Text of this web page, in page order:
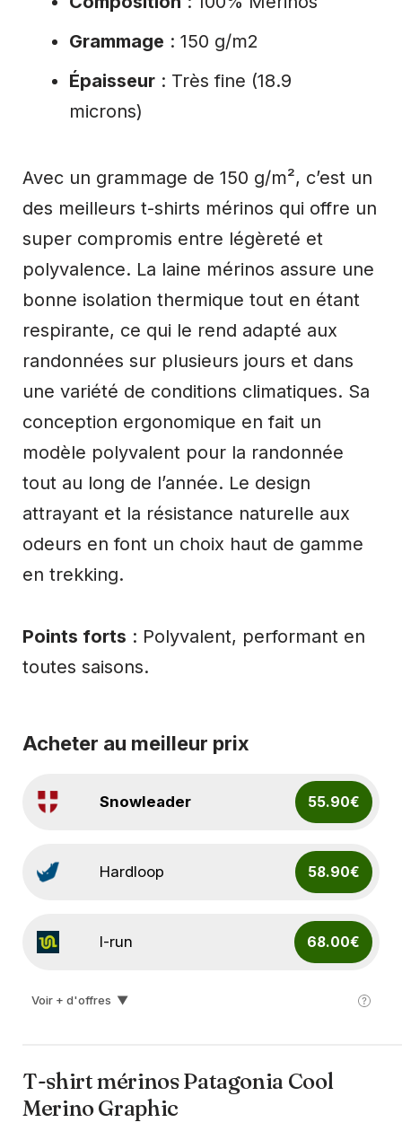
Grammage : 150 g/m2
Épaisseur: Très fine (18.9
microns)
Avec un grammage de 150 g/m², c’est un
des meilleurs t-shirts mérinos qui offre un
super compromis entre légèreté et
polyvalence. La laine mérinos assure une
bonne isolation thermique tout en étant
respirante, ce qui le rend adapté aux
randonnées sur plusieurs jours et dans
une variété de conditions climatiques. Sa
conception ergonomique en fait un
modèle polyvalent pour la randonnée
tout au long de l’année. Le design
attrayant et la résistance naturelle aux
odeurs en font un choix haut de gamme
en trekking.
Points forts : Polyvalent, performant en
toutes saisons.
Acheter au meilleur prix
Snowleader 55.90€
Hardloop 58.90€
I-run 68.00€
Voir + d'offres ▼
T-shirt mérinos Patagonia Cool
Merino Graphic